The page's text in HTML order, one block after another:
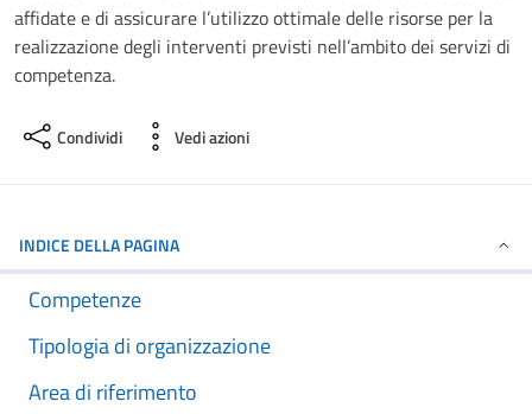
affidate e di assicurare l’utilizzo ottimale delle risorse per la
realizzazione degli interventi previsti nell’ambito dei servizi di
competenza.
Condividi Vedi azioni
INDICE DELLA PAGINA
Competenze
Tipologia di organizzazione
Area di riferimento